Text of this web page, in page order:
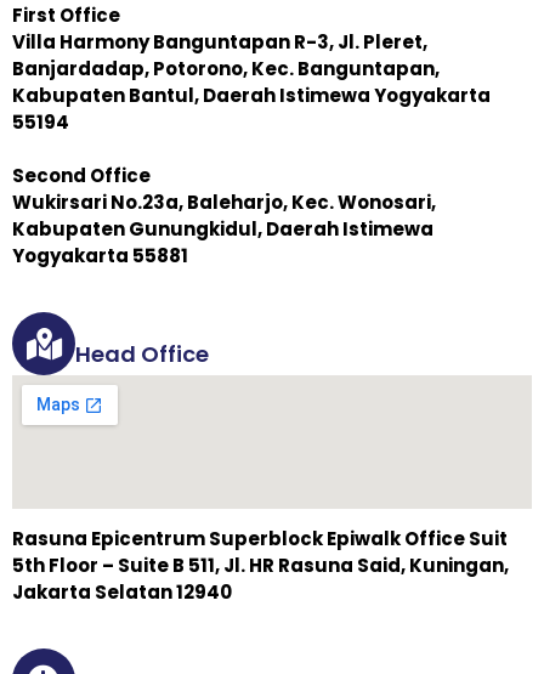
First Office
Villa Harmony Banguntapan R-3, Jl. Pleret,
Banjardadap, Potorono, Kec. Banguntapan,
Kabupaten Bantul, Daerah Istimewa Yogyakarta
55194
Second Office
Wukirsari No.23a, Baleharjo, Kec. Wonosari,
Kabupaten Gunungkidul, Daerah Istimewa
Yogyakarta 55881
Head Office
Rasuna Epicentrum Superblock Epiwalk Office Suit
5th Floor – Suite B 511, Jl. HR Rasuna Said, Kuningan,
Jakarta Selatan 12940